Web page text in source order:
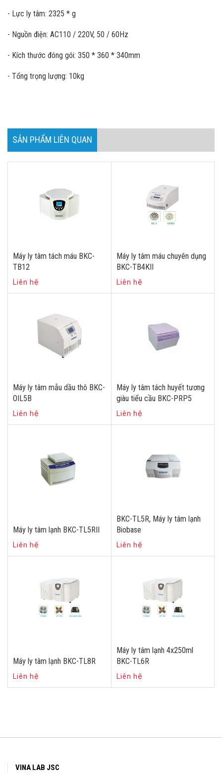
- Lực ly tâm: 2325 * g
- Nguồn điện: AC110 / 220V, 50 / 60Hz
- Kích thước đóng gói: 350 * 360 * 340mm
- Tổng trọng lượng: 10kg
SẢN PHẨM LIÊN QUAN
Máy ly tâm tách máu BKC-
TB12
Liên hệ
Máy ly tâm máu chuyên dụng
BKC-TB4KII
Liên hệ
Máy ly tâm mẫu dầu thô BKC-
OIL5B
Liên hệ
Máy ly tâm tách huyết tương
giàu tiểu cầu BKC-PRP5
Liên hệ
Máy ly tâm lạnh BKC-TL5RII
Liên hệ
BKC-TL5R, Máy ly tâm lạnh
Biobase
Liên hệ
Máy ly tâm lạnh BKC-TL8R
Liên hệ
Máy ly tâm lạnh 4x250ml
BKC-TL6R
Liên hệ
VINA LAB JSC